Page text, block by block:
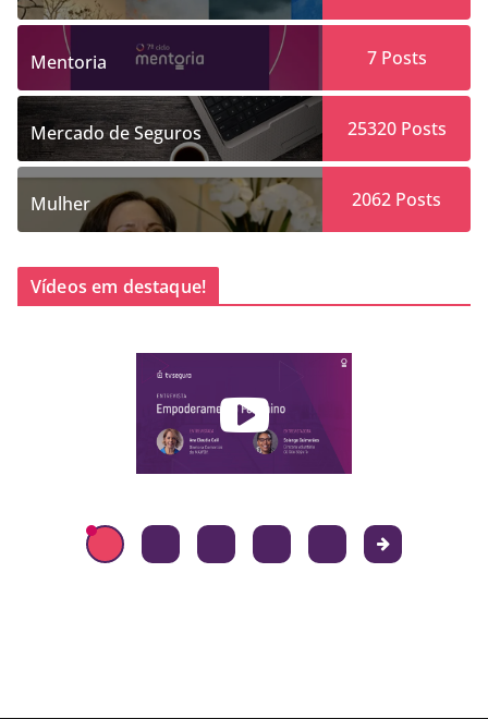
Mentoria 7Posts
Mercado de Seguros 25320Posts
Mulher 2062 Posts
Vídeos em destaque!